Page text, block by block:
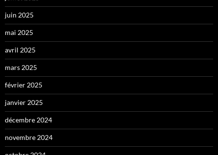
juin 2025
mai 2025
avril 2025
mars 2025
février 2025
janvier 2025
décembre 2024
novembre 2024